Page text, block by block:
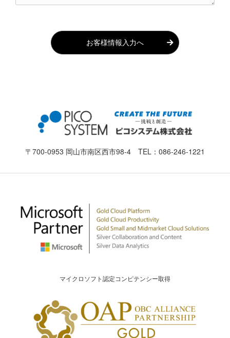
お客様情報入力へ
〒700-0953 岡山市南区西市98-4 TEL： 086-246-1221
マイクロソフト認定コンピテンシー取得